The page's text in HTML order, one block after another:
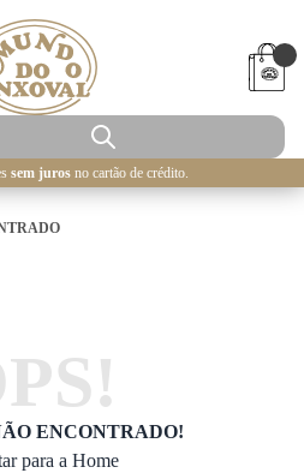
sem juros no cartão de crédito.
ENCONTRADO!
para a Home